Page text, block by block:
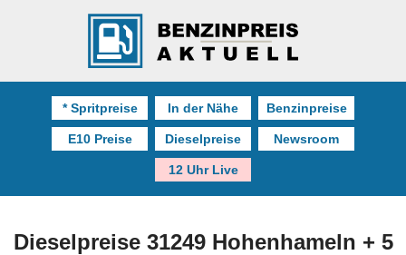
* Spritpreise In der Nähe Benzinpreise
E10 Preise Dieselpreise Newsroom
12 Uhr Live
Dieselpreise 31249 Hohenhameln + 5